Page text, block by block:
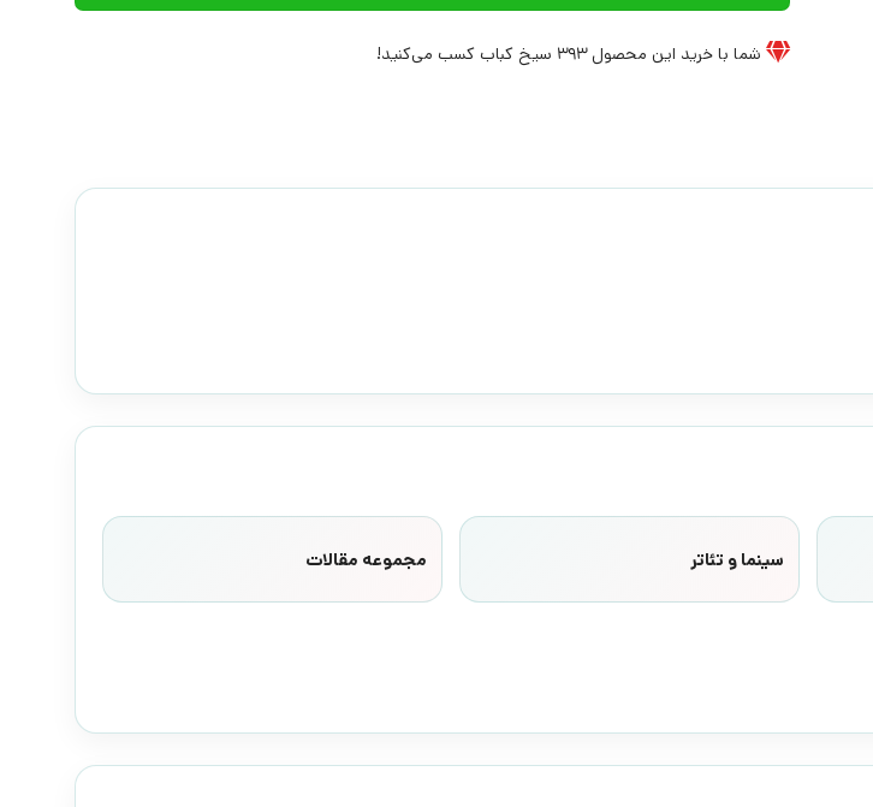
شما با خرید این محصول393 سیخ کباب کسب می‌کنید!
سینما و تئاتر مجموعه مقالات